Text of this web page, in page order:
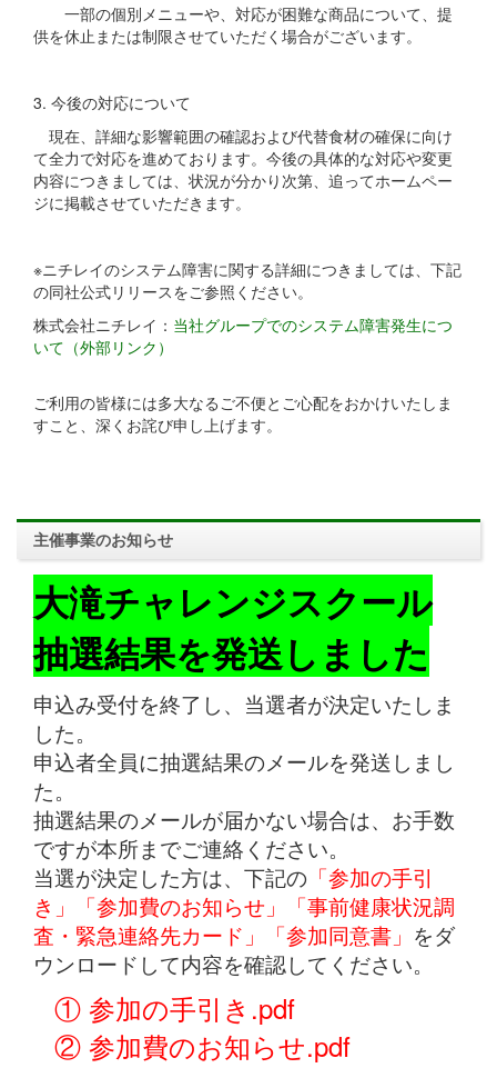
一部の個別メニューや、対応が困難な商品について、提
供を休止または制限させていただく場合がございます。
3. 今後の対応について
現在、詳細な影響範囲の確認および代替食材の確保に向け
て全力で対応を進めております。今後の具体的な対応や変更
内容につきましては、状況が分かり次第、追ってホームペー
ジに掲載させていただきます。
※ニチレイのシステム障害に関する詳細につきましては、下記
の同社公式リリースをご参照ください。
株式会社ニチレイ： 当社グループでのシステム障害発生につ
いて（外部リンク）
ご利用の皆様には多大なるご不便とご心配をおかけいたしま
すこと、深くお詫び申し上げます。
主催事業のお知らせ
大滝チャレンジスクール
抽選結果を発送しました
申込み受付を終了し、当選者が決定いたしま
した。
申込者全員に抽選結果のメールを発送しまし
た。
抽選結果のメールが届かない場合は、お手数
ですが本所までご連絡ください。
当選が決定した方は、下記の 「参加の手引
き」「参加費のお知らせ」「事前健康状況調
査・緊急連絡先カード」「参加同意書」 をダ
ウンロードして内容を確認してください。
① 参加の手引き.pdf
② 参加費のお知らせ.pdf